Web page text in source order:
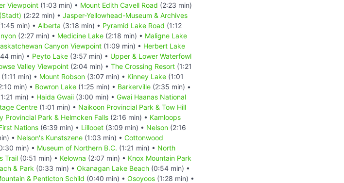
Viewpoint (1:03 min) • Mount Edith Cavell Road (2:23 min)
(2:22 min) • Jasper-Yellowhead-Museum & Archives
min) • Alberta (3:18 min) • Pyramid Lake Road (1:12
(2:27 min) • Medicine Lake (2:18 min) • Maligne Lake
Canyon Viewpoint (1:09 min) • Herbert Lake
min) • Peyto Lake (3:57 min) • Upper & Lower Waterfowl
Valley Viewpoint (2:04 min) • The Crossing Resort (1:21
(1:11 min) • Mount Robson (3:07 min) • Kinney Lake (1:01
min) • Bowron Lake (1:25 min) • Barkerville (2:35 min) •
min) • Haida Gwaii (3:00 min) • Gwai Haanas National
Centre (1:01 min) • Naikoon Provincial Park & Tow Hill
Provincial Park & Helmcken Falls (2:16 min) • Kamloops
Nations (6:39 min) • Lillooet (3:09 min) • Nelson (2:16
• Nelson's Kunstszene (1:03 min) • Cottonwood
min) • Museum of Northern B.C. (1:21 min) • North
Trail (0:51 min) • Kelowna (2:07 min) • Knox Mountain Park
& Park (0:33 min) • Okanagan Lake Beach (0:54 min) •
& Penticton Schild (0:40 min) • Osoyoos (1:28 min) •